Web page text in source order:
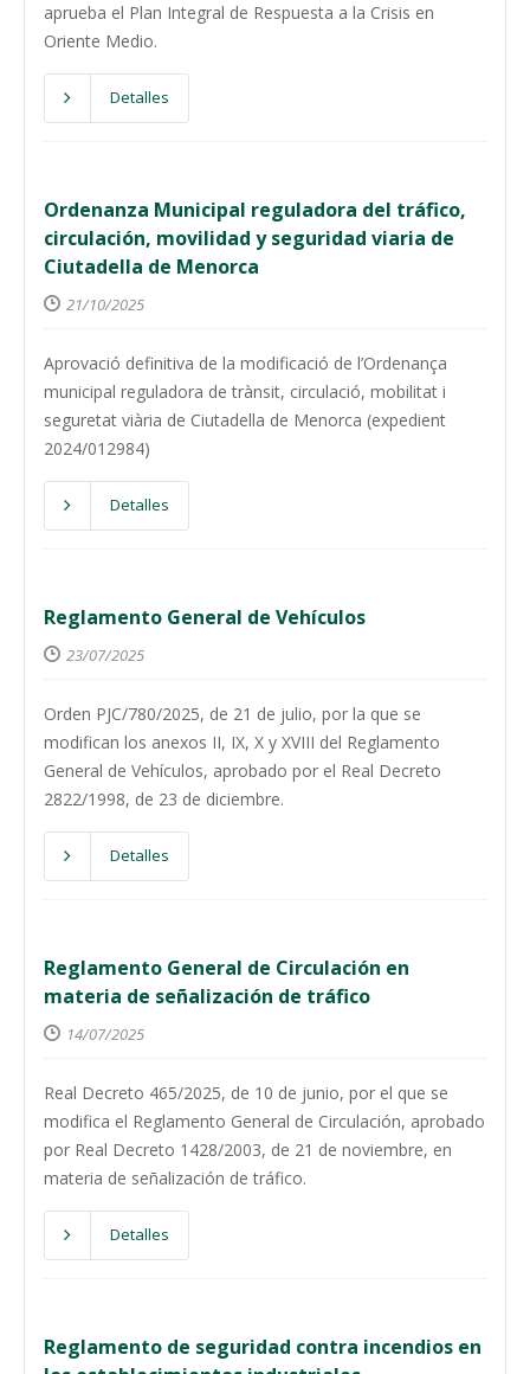
aprueba el Plan Integral de Respuesta a la Crisis en
Oriente Medio.
Detalles
Ordenanza Municipal reguladora del tráfico,
circulación, movilidad y seguridad viaria de
Ciutadella de Menorca
21/10/2025
Aprovació definitiva de la modificació de l’Ordenança
municipal reguladora de trànsit, circulació, mobilitat i
seguretat viària de Ciutadella de Menorca (expedient
2024/012984)
Detalles
Reglamento General de Vehículos
23/07/2025
Orden PJC/780/2025, de 21 de julio, por la que se
modifican los anexos II, IX, X y XVIII del Reglamento
General de Vehículos, aprobado por el Real Decreto
2822/1998, de 23 de diciembre.
Detalles
Reglamento General de Circulación en
materia de señalización de tráfico
14/07/2025
Real Decreto 465/2025, de 10 de junio, por el que se
modifica el Reglamento General de Circulación, aprobado
por Real Decreto 1428/2003, de 21 de noviembre, en
materia de señalización de tráfico.
Detalles
Reglamento de seguridad contra incendios en